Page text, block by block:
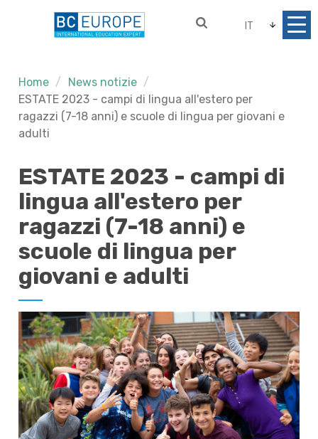
IT
Home
News notizie
ESTATE 2023 - campi di lingua all'estero per
ragazzi (7-18 anni) e scuole di lingua per giovani e
adulti
ESTATE 2023 - campi di
lingua all'estero per
ragazzi (7-18 anni) e
scuole di lingua per
giovani e adulti